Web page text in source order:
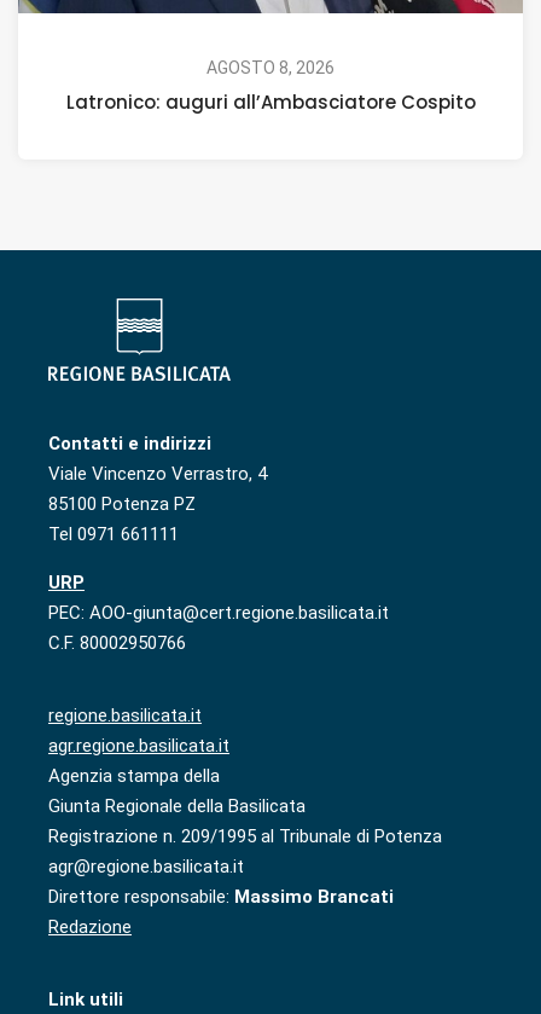
AGOSTO 8, 2026
Latronico: auguri all’Ambasciatore Cospito
Contatti e indirizzi
Viale Vincenzo Verrastro, 4
85100 Potenza PZ
Tel 0971 661111
URP
PEC: AOO-giunta@cert.regione.basilicata.it
C.F. 80002950766
regione.basilicata.it
agr.regione.basilicata.it
Agenzia stampa della
Giunta Regionale della Basilicata
Registrazione n. 209/1995 al Tribunale di Potenza
agr@regione.basilicata.it
Direttore responsabile: Massimo Brancati
Redazione
Link utili